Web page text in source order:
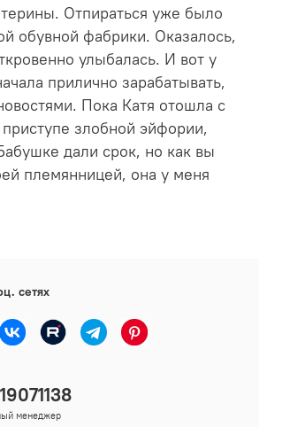
Отпираться уже было
обувной фабрики. Оказалось,
улыбалась. И вот у
прилично зарабатывать,
Пока Катя отошла с
злобной эйфории,
дали срок, но как вы
племянницей, она у меня
сетях
менеджер